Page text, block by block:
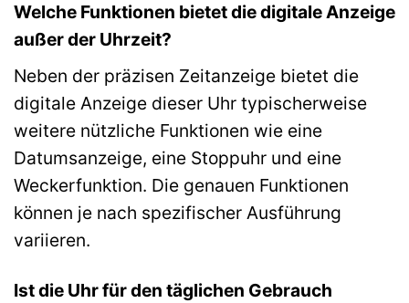
Welche Funktionen bietet die digitale Anzeige
außer der Uhrzeit?
Neben der präzisen Zeitanzeige bietet die
digitale Anzeige dieser Uhr typischerweise
weitere nützliche Funktionen wie eine
Datumsanzeige, eine Stoppuhr und eine
Weckerfunktion. Die genauen Funktionen
können je nach spezifischer Ausführung
variieren.
Ist die Uhr für den täglichen Gebrauch